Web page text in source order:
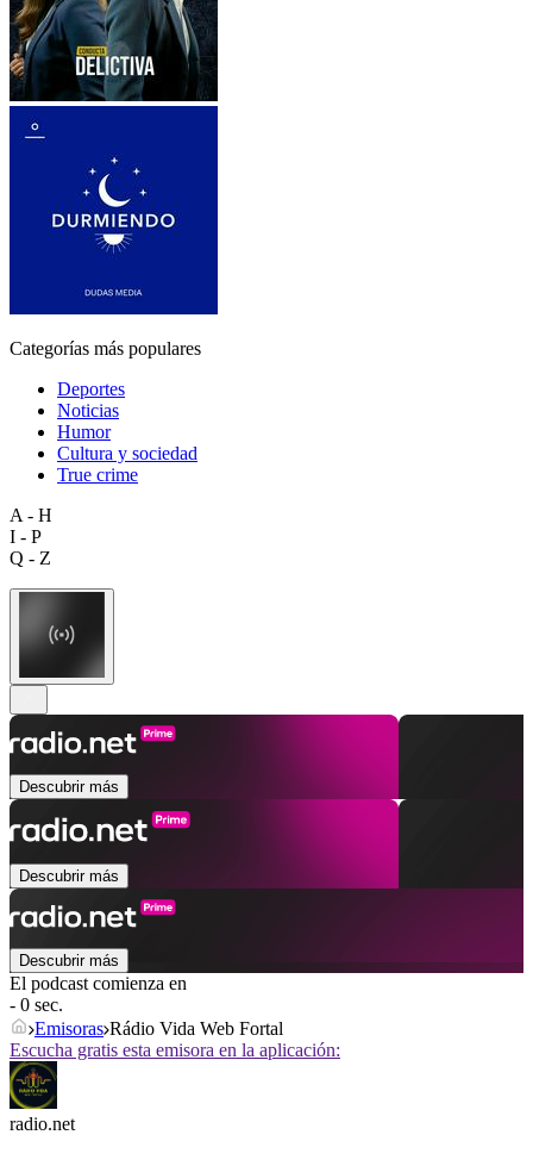
Categorías más populares
Deportes
Noticias
Humor
Cultura y sociedad
True crime
A - H
I - P
Q - Z
Descubrir más
Descubrir más
Descubrir más
El podcast comienza en
- 0 sec.
Emisoras Rádio Vida Web Fortal
Escucha gratis esta emisora en la aplicación:
radio.net